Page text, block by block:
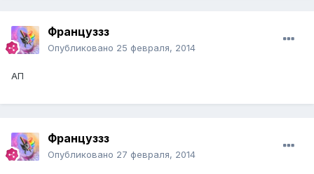
Француззз
Опубликовано 25 февраля, 2014
АП
Француззз
Опубликовано 27 февраля, 2014